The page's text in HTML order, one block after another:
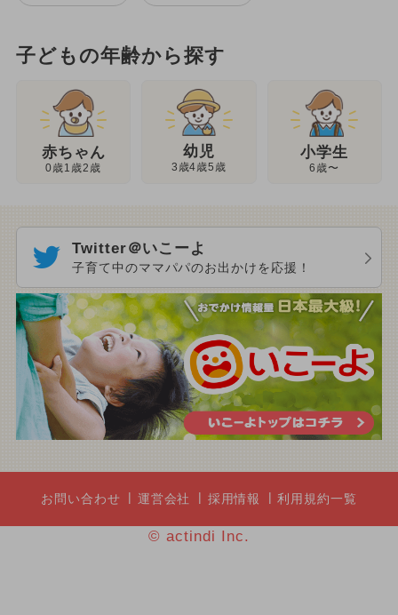
子どもの年齢から探す
赤ちゃん
0歳1歳2歳
幼児
3歳4歳5歳
小学生
6歳〜
Twitter＠いこーよ
子育て中のママパパのお出かけを応援！
お問い合わせ 運営会社 採用情報 利用規約一覧
© actindi Inc.